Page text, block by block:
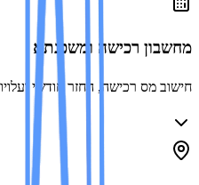
רכישה ומשכנתא
מס רכישה, החזר חודשי ועלויות